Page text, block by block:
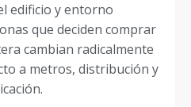
edificio y entorno
que deciden comprar
cambian radicalmente
a metros, distribución y